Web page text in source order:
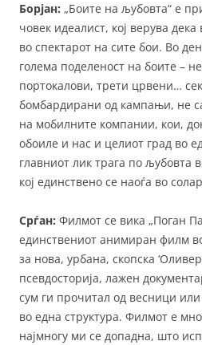
Борјан: „Боите на љубовта“ е
човек идеалист, кој верува
во спектарот на сите бои. Во
голема поделеност на боите –
портокалови, трети црвени…
бомбардирани од кампањи, не
на мобилните компании, кои,
обоиле и нас и целиот град во
главниот лик трага по љубовта
кој единствено се наоѓа во
Срѓан: Филмот се вика „Поган
единствениот анимиран филм
за нова, урбана, скопска
псевдосторија, лажен
сум ги прочитал од весници
во една структура. Филмот е
најмногу ми се допадна, што